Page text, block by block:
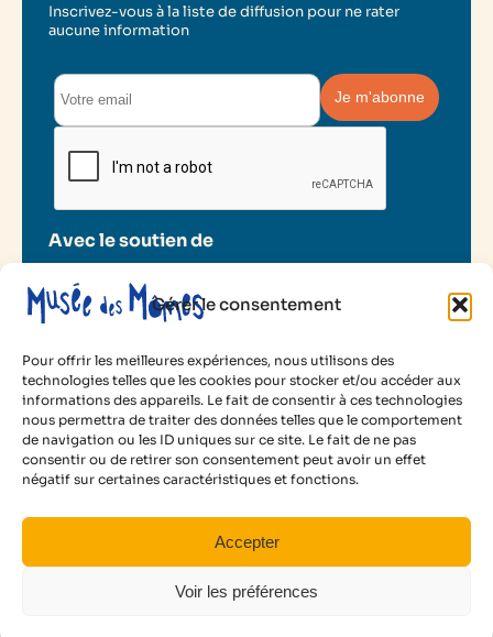
Gérer le consentement
Pour offrir les meilleures expériences, nous utilisons des
technologies telles que les cookies pour stocker et/ou accéder aux
informations des appareils. Le fait de consentir à ces technologies
nous permettra de traiter des données telles que le comportement
de navigation ou les ID uniques sur ce site. Le fait de ne pas
consentir ou de retirer son consentement peut avoir un effet
négatif sur certaines caractéristiques et fonctions.
Accepter
Voir les préférences
150 €
Voir les disponibilités
Inscrivez-vous à la liste de diffusion pour ne rater
aucune information
Avec le soutien de
2025 Musée des Mômes
Mentions légales
Politique de cookies
Conditions d’utilisation
Facebook
Instagram
LinkedIn
YouTube